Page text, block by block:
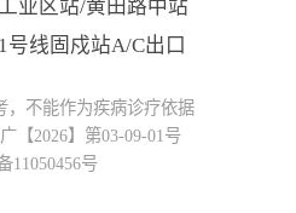
业区站/黄田路中站
线固戍站A/C出口
，不能作为疾病诊疗依据
【2026】第03-09-01号
11050456号